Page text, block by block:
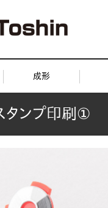
成形
タンプ印刷①